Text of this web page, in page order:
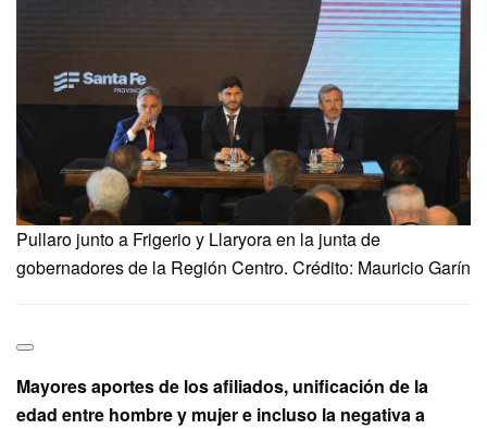
Pullaro junto a Frigerio y Llaryora en la junta de
gobernadores de la Región Centro. Crédito: Mauricio Garín
Mayores aportes de los afiliados, unificación de la
edad entre hombre y mujer e incluso la negativa a